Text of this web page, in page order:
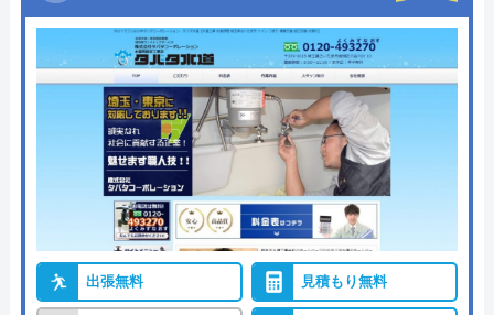
出張無料 見積もり無料